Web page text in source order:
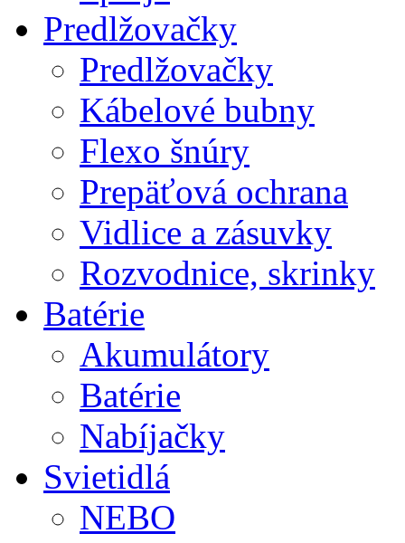
Predlžovačky
Predlžovačky
Kábelové bubny
Flexo šnúry
Prepäťová ochrana
Vidlice a zásuvky
Rozvodnice, skrinky
Batérie
Akumulátory
Batérie
Nabíjačky
Svietidlá
NEBO